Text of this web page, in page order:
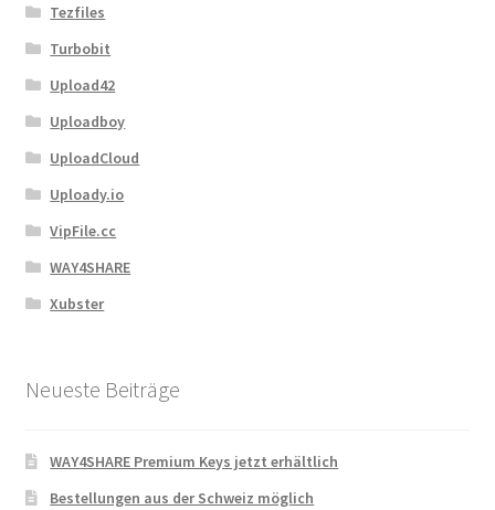
Tezfiles
Turbobit
Upload42
Uploadboy
UploadCloud
Uploady.io
VipFile.cc
WAY4SHARE
Xubster
Neueste Beiträge
WAY4SHARE Premium Keys jetzt erhältlich
Bestellungen aus der Schweiz möglich